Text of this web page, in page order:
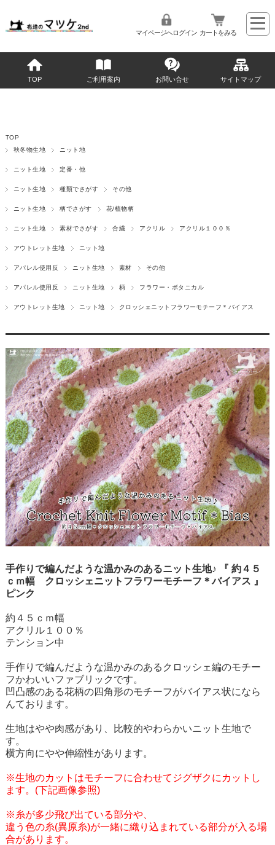
マイページへログイン カートをみる
TOP ご利用案内 お問い合せ サイトマップ
TOP
秋冬物生地
ニット地
ニット生地 定番・他
ニット生地 種類でさがす その他
ニット生地 柄でさがす 花/植物柄
ニット生地 素材でさがす 合繊 アクリル アクリル１００％
アウトレット生地 ニット地
アパレル使用反 ニット生地 素材 その他
アパレル使用反 ニット生地 柄 フラワー・ボタニカル
アウトレット生地 ニット地 クロッシェニットフラワーモチーフ＊バイアス
手作りで編んだような温かみのあるニット生地♪ 『 約４５
ｃｍ幅 クロッシェニットフラワーモチーフ＊バイアス 』
ピンク
約４５ｃｍ幅
アクリル１００％
テンション中
手作りで編んだような温かみのあるクロッシェ編のモチー
フかわいいファブリックです。
凹凸感のある花柄の四角形のモチーフがバイアス状になら
んております。
生地はやや肉感があり、比較的やわらかいニット生地で
す。
横方向にやや伸縮性があります。
※生地のカットはモチーフに合わせてジグザクにカットし
ます。(下記画像参照)
※糸が多少飛び出ている部分や、
違う色の糸(異原糸)が一緒に織り込まれている部分が入る場
合があります。